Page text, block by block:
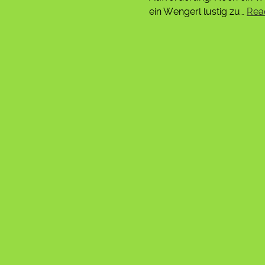
ein Wengerl lustig zu…